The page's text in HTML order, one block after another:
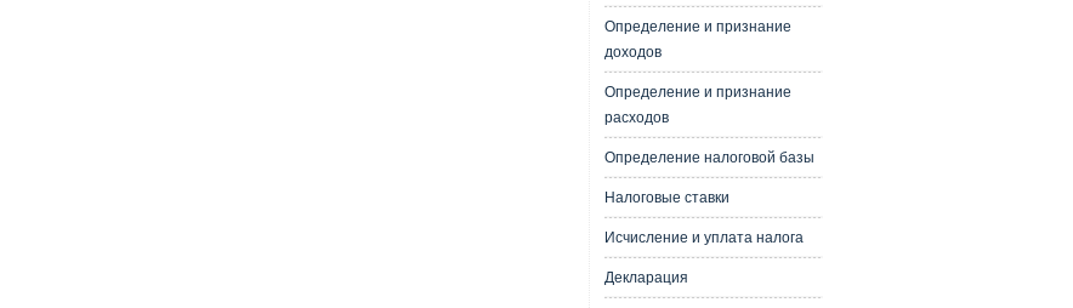
Определение и признание
доходов
Определение и признание
расходов
Определение налоговой базы
Налоговые ставки
Исчисление и уплата налога
Декларация